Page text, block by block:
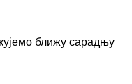
ближу сарадњу